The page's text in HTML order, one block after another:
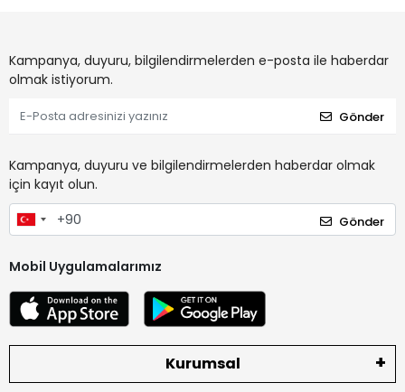
Kampanya, duyuru, bilgilendirmelerden e-posta ile haberdar
olmak istiyorum.
Gönder
Kampanya, duyuru ve bilgilendirmelerden haberdar olmak
için kayıt olun.
Gönder
Mobil Uygulamalarımız
Kurumsal